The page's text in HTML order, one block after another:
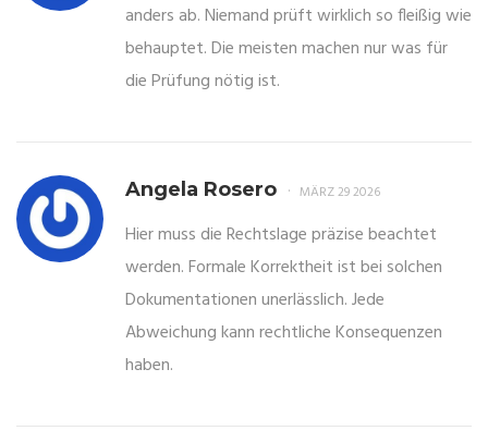
anders ab. Niemand prüft wirklich so fleißig wie
behauptet. Die meisten machen nur was für
die Prüfung nötig ist.
Angela Rosero MÄRZ 29 2026
Hier muss die Rechtslage präzise beachtet
werden. Formale Korrektheit ist bei solchen
Dokumentationen unerlässlich. Jede
Abweichung kann rechtliche Konsequenzen
haben.